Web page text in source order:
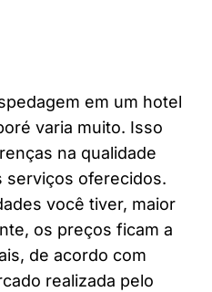
em um hotel
varia muito. Isso
na qualidade
serviços oferecidos.
você tiver, maior
os preços ficam a
de acordo com
realizada pelo